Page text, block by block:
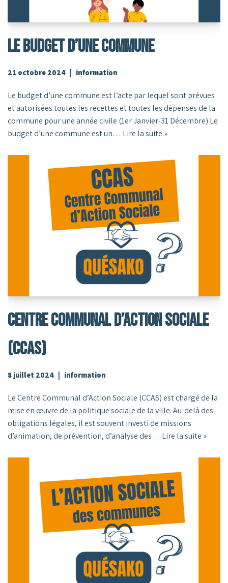
Le Budget D’une Commune
21 octobre 2024 information
Le budget d’une commune est l’acte par lequel sont prévues
et autorisées toutes les recettes et toutes les dépenses de la
commune pour une année civile (1er Janvier-31 Décembre) Le
budget d’une commune est un… Lire la suite »
Centre Communal D’Action Sociale
(CCAS)
8 juillet 2024 information
Le Centre Communal d’Action Sociale (CCAS) est chargé de la
mise en œuvre de la politique sociale de la ville. Au-delà des
obligations légales, il est souvent investi de missions
d’animation, de prévention, d’analyse des… Lire la suite »